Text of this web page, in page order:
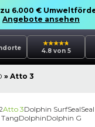
6.000 €
Angebote ansehen
4.8 von 5
» Atto 3
Atto 3Dolphin SurfSeal
TangDolphinDolphin G